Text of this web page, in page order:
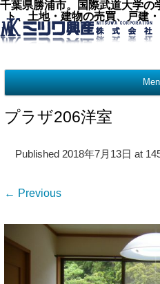
千葉県勝浦市。国際武道大学の
ト、土地・建物の売買、戸建
【営業
プラザ206洋室
Published2018年7月13日 at
← Previous